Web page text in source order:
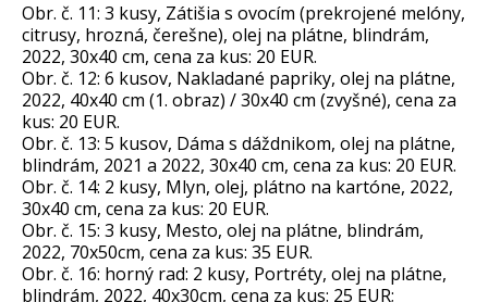
Obr. č. 11: 3 kusy, Zátišia s ovocím (prekrojené melóny,
citrusy, hrozná, čerešne), olej na plátne, blindrám,
2022, 30x40 cm, cena za kus: 20 EUR.
Obr. č. 12: 6 kusov, Nakladané papriky, olej na plátne,
2022, 40x40 cm (1. obraz) / 30x40 cm (zvyšné), cena za
kus: 20 EUR.
Obr. č. 13: 5 kusov, Dáma s dáždnikom, olej na plátne,
blindrám, 2021 a 2022, 30x40 cm, cena za kus: 20 EUR.
Obr. č. 14: 2 kusy, Mlyn, olej, plátno na kartóne, 2022,
30x40 cm, cena za kus: 20 EUR.
Obr. č. 15: 3 kusy, Mesto, olej na plátne, blindrám,
2022, 70x50cm, cena za kus: 35 EUR.
Obr. č. 16: horný rad: 2 kusy, Portréty, olej na plátne,
blindrám, 2022, 40x30cm, cena za kus: 25 EUR;